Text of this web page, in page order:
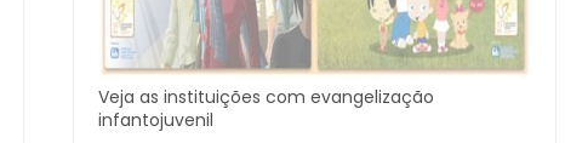
Veja as instituições com evangelização
infantojuvenil